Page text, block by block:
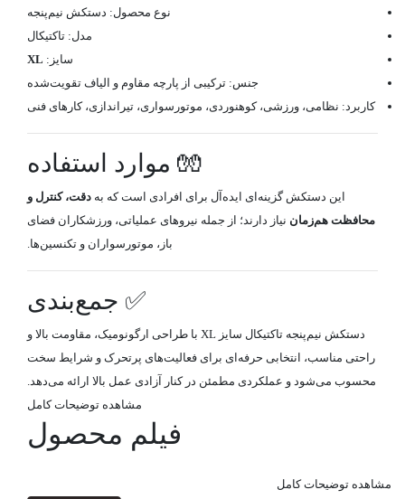
نوع محصول: دستکش نیم‌پنجه
مدل: تاکتیکال
سایز: XL
جنس: ترکیبی از پارچه مقاوم و الیاف تقویت‌شده
کاربرد: نظامی، ورزشی، کوهنوردی، موتورسواری، تیراندازی، کارهای فنی
🧤 موارد استفاده
این دستکش گزینه‌ای ایده‌آل برای افرادی است که به دقت، کنترل و
محافظت هم‌زمان نیاز دارند؛ از جمله نیروهای عملیاتی، ورزشکاران فضای
باز، موتورسواران و تکنسین‌ها.
✅ جمع‌بندی
دستکش نیم‌پنجه تاکتیکال سایز XL با طراحی ارگونومیک، مقاومت بالا و
راحتی مناسب، انتخابی حرفه‌ای برای فعالیت‌های پرتحرک و شرایط سخت
محسوب می‌شود و عملکردی مطمئن در کنار آزادی عمل بالا ارائه می‌دهد.
مشاهده توضیحات کامل
فیلم محصول
مشاهده توضیحات کامل